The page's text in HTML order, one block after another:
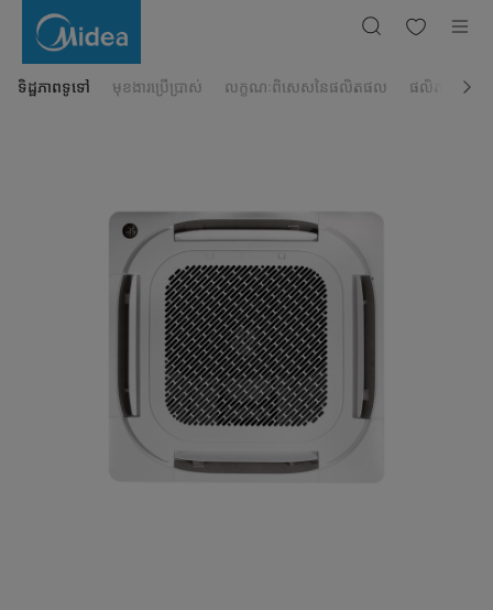
24CRN8-
ទិដ្ឋភាពទូទៅ មុខងារប្រើប្រាស់ លក្ខណៈពិសេសនៃផលិតផល ផលិតផលដែល